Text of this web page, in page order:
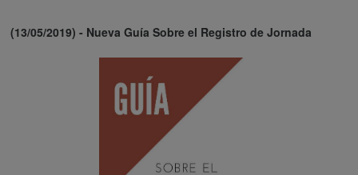
(13/05/2019) - Nueva Guía Sobre el Registro de Jornada